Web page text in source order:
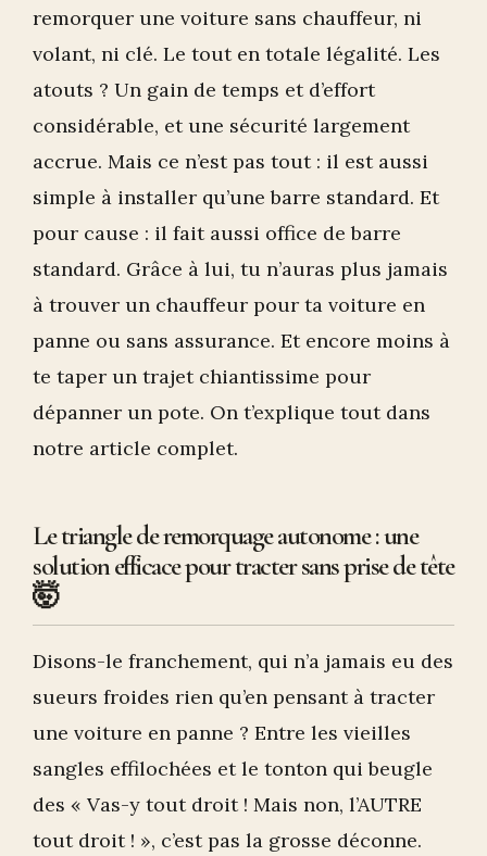
remorquer une voiture sans chauffeur, ni
volant, ni clé. Le tout en totale légalité. Les
atouts ? Un gain de temps et d’effort
considérable, et une sécurité largement
accrue. Mais ce n’est pas tout : il est aussi
simple à installer qu’une barre standard. Et
pour cause : il fait aussi office de barre
standard. Grâce à lui, tu n’auras plus jamais
à trouver un chauffeur pour ta voiture en
panne ou sans assurance. Et encore moins à
te taper un trajet chiantissime pour
dépanner un pote. On t’explique tout dans
notre article complet.
Le triangle de remorquage autonome : une
solution efficace pour tracter sans prise de tête
🤯
Disons-le franchement, qui n’a jamais eu des
sueurs froides rien qu’en pensant à tracter
une voiture en panne ? Entre les vieilles
sangles effilochées et le tonton qui beugle
des « Vas-y tout droit ! Mais non, l’AUTRE
tout droit ! », c’est pas la grosse déconne.